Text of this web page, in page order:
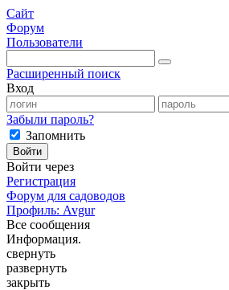
Сайт
Форум
Пользователи
Расширенный поиск
Вход
Забыли пароль?
Запомнить
Войти
Войти через
Регистрация
Форум для садоводов
Профиль: Avgur
Все сообщения
Информация.
свернуть
развернуть
закрыть